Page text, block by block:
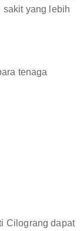
yang lebih
tenaga
Cilograng dapat